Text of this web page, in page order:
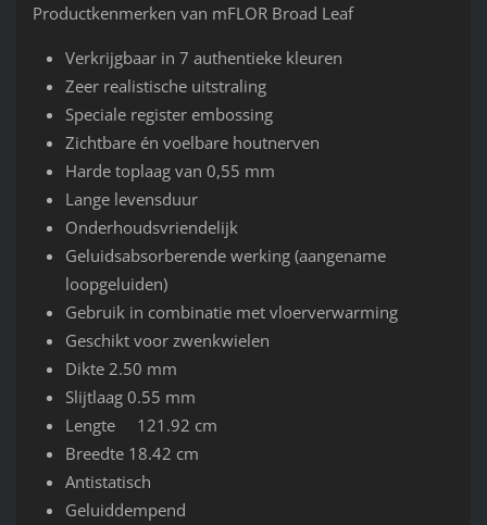
Productkenmerken van mFLOR Broad Leaf
Verkrijgbaar in 7 authentieke kleuren
Zeer realistische uitstraling
Speciale register embossing
Zichtbare én voelbare houtnerven
Harde toplaag van 0,55 mm
Lange levensduur
Onderhoudsvriendelijk
Geluidsabsorberende werking (aangename
loopgeluiden)
Gebruik in combinatie met vloerverwarming
Geschikt voor zwenkwielen
Dikte 2.50 mm
Slijtlaag 0.55 mm
Lengte 121.92 cm
Breedte 18.42 cm
Antistatisch
Geluiddempend